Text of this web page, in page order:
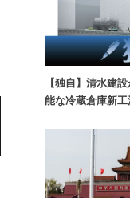
【独自】清水建
能な冷蔵倉庫新